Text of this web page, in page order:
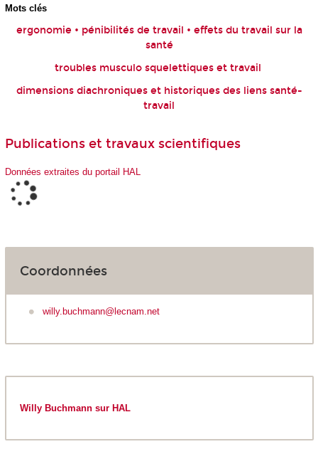
Mots clés
ergonomie • pénibilités de travail • effets du travail sur la
santé
troubles musculo squelettiques et travail
dimensions diachroniques et historiques des liens santé-
travail
Publications et travaux scientifiques
Données extraites du portail HAL
Coordonnées
willy.buchmann@lecnam.net
Willy Buchmann sur HAL